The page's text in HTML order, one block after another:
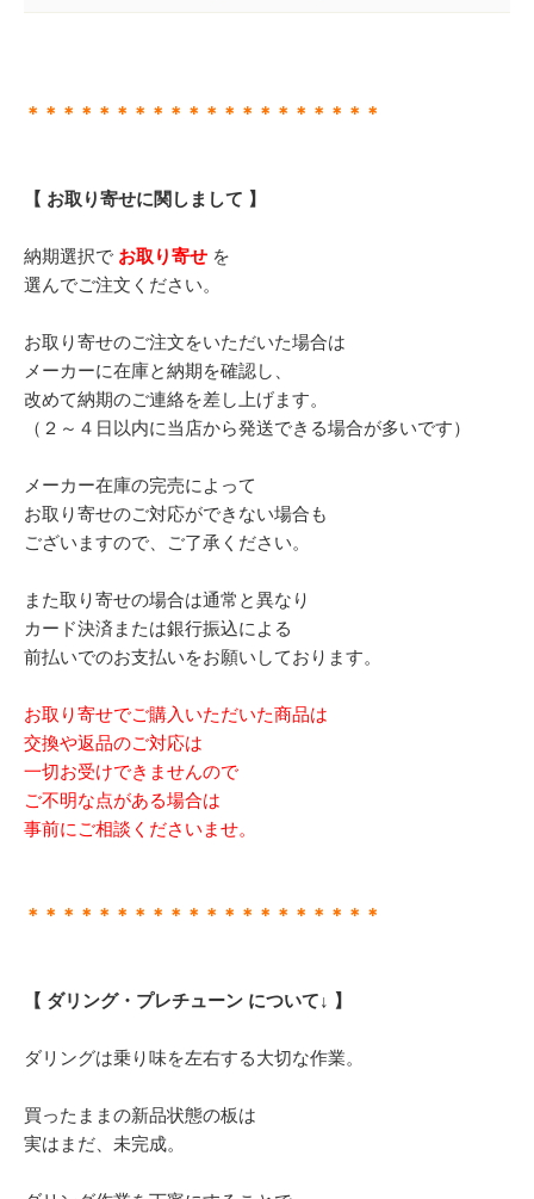
＊＊＊＊＊＊＊＊＊＊＊＊＊＊＊＊＊＊＊＊
【 お取り寄せに関しまして 】
納期選択で お取り寄せ を
選んでご注文ください。
お取り寄せのご注文をいただいた場合は
メーカーに在庫と納期を確認し、
改めて納期のご連絡を差し上げます。
（２～４日以内に当店から発送できる場合が多いです）
メーカー在庫の完売によって
お取り寄せのご対応ができない場合も
ございますので、ご了承ください。
また取り寄せの場合は通常と異なり
カード決済または銀行振込による
前払いでのお支払いをお願いしております。
お取り寄せでご購入いただいた商品は
交換や返品のご対応は
一切お受けできませんので
ご不明な点がある場合は
事前にご相談くださいませ。
＊＊＊＊＊＊＊＊＊＊＊＊＊＊＊＊＊＊＊＊
【 ダリング・プレチューン について↓ 】
ダリングは乗り味を左右する大切な作業。
買ったままの新品状態の板は
実はまだ、未完成。